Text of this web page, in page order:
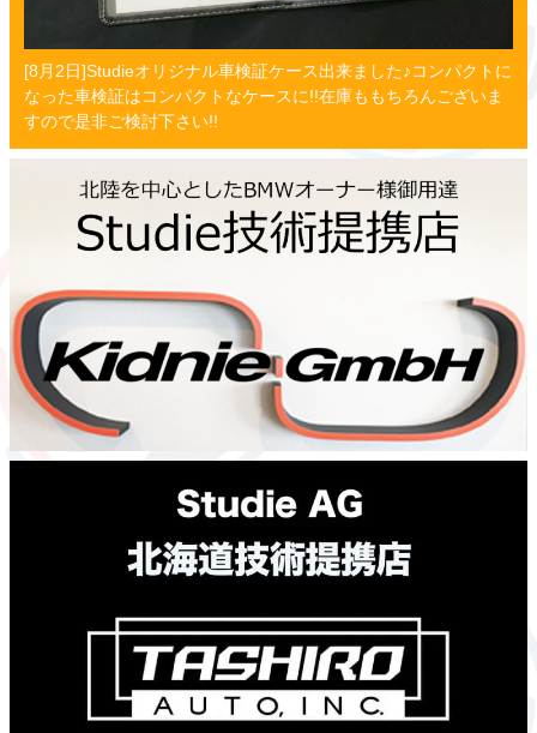
[8月2日]Studieオリジナル車検証ケース出来ました♪コンパクトに
なった車検証はコンパクトなケースに!!在庫ももちろんございま
すので是非ご検討下さい!!